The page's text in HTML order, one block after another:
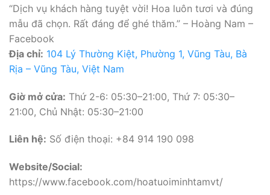
“Dịch vụ khách hàng tuyệt vời! Hoa luôn tươi và đúng
mẫu đã chọn. Rất đáng để ghé thăm.” – Hoàng Nam –
Facebook
Địa chỉ: 104 Lý Thường Kiệt, Phường 1, Vũng Tàu, Bà
Rịa – Vũng Tàu, Việt Nam
Giờ mở cửa: Thứ 2-6: 05:30–21:00, Thứ 7: 05:30–
21:00, Chủ Nhật: 05:30–21:00
Liên hệ: Số điện thoại: +84 914 190 098
Website/Social:
https://www.facebook.com/hoatuoiminhtamvt/